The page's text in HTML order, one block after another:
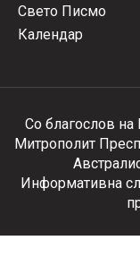
Свето Писмо
Календар
Со благослов
Митрополит
Информативна